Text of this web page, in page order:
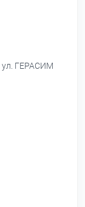
ул. ГЕРАСИМ